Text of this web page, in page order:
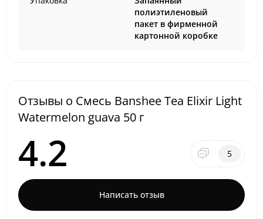
полиэтиленовый
пакет в фирменной
картонной коробке
Отзывы о Смесь Banshee Tea Elixir Light
Watermelon guava 50 г
4.2 5
Написать отзыв